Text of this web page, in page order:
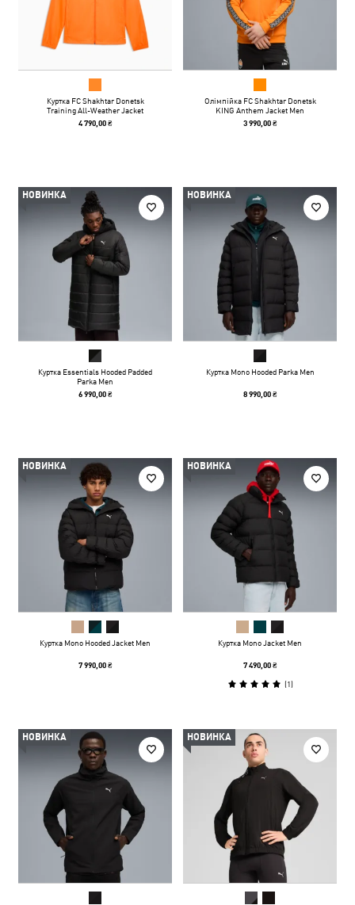
Куртка FC Shakhtar Donetsk
Training All-Weather Jacket
4 790,00 ₴
Олімпійка FC Shakhtar Donetsk
KING Anthem Jacket Men
3 990,00 ₴
НОВИНКА
Куртка Essentials Hooded Padded
Parka Men
6 990,00 ₴
НОВИНКА
Куртка Mono Hooded Parka Men
8 990,00 ₴
НОВИНКА
Куртка Mono Hooded Jacket Men
7 990,00 ₴
НОВИНКА
Куртка Mono Jacket Men
7 490,00 ₴
(1)
НОВИНКА НОВИНКА